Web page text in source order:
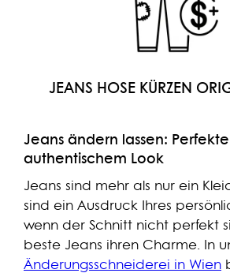
JEANS HOSE KÜRZEN
Jeans ändern lassen:
authentischem Look
Jeans sind mehr als nur ein
sind ein Ausdruck Ihres
wenn der Schnitt nicht perfekt
beste Jeans ihren Charme. In
Änderungsschneiderei in Wien